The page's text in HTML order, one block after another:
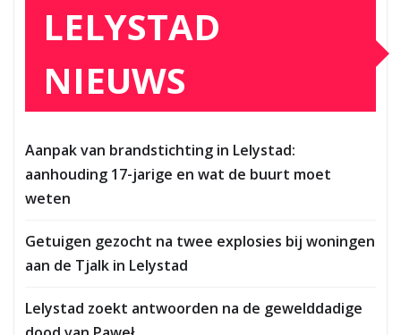
LELYSTAD
NIEUWS
Aanpak van brandstichting in Lelystad:
aanhouding 17-jarige en wat de buurt moet
weten
Getuigen gezocht na twee explosies bij woningen
aan de Tjalk in Lelystad
Lelystad zoekt antwoorden na de gewelddadige